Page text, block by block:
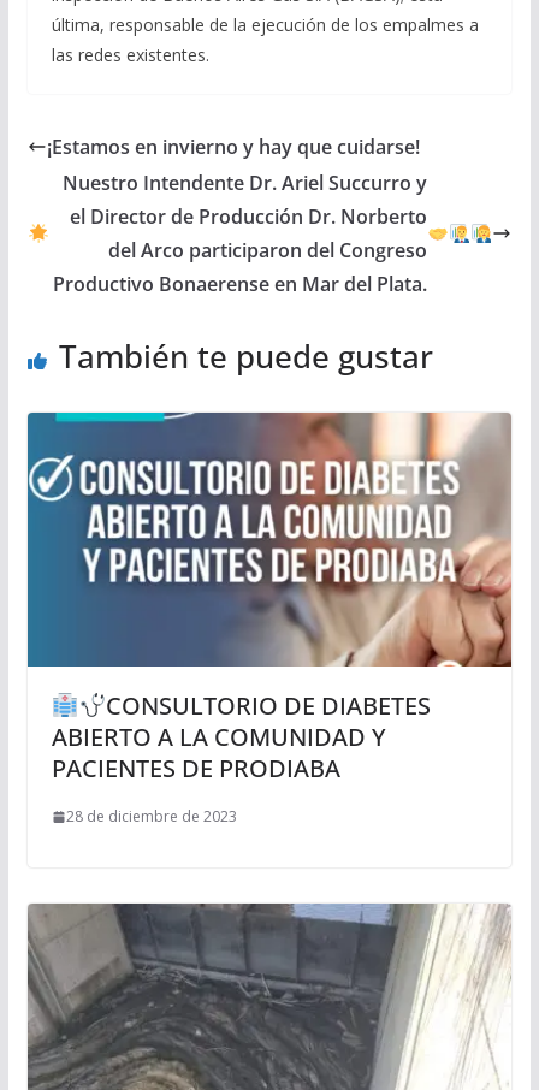
última, responsable de la ejecución de los empalmes a
las redes existentes.
¡Estamos en invierno y hay que cuidarse!
Nuestro Intendente Dr. Ariel Succurro y
el Director de Producción Dr. Norberto
del Arco participaron del Congreso
Productivo Bonaerense en Mar del Plata.
También te puede gustar
CONSULTORIO DE DIABETES
ABIERTO A LA COMUNIDAD Y
PACIENTES DE PRODIABA
28 de diciembre de 2023